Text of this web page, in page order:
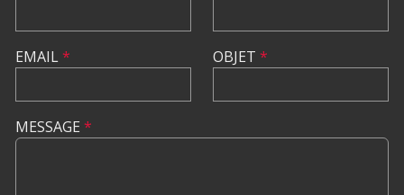
EMAIL* OBJET *
MESSAGE *